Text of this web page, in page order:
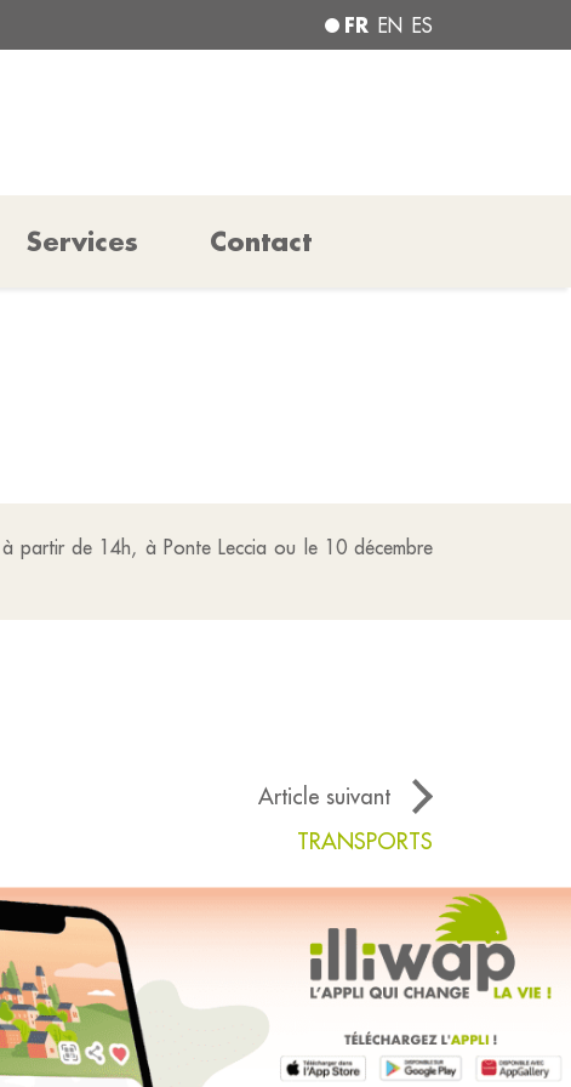
FR EN ES
Services Contact
partir de 14h, à Ponte Leccia ou le 10 décembre
Article suivant
TRANSPORTS